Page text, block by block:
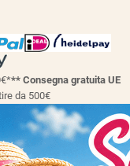
** Consegna gratuita UE
da 500€